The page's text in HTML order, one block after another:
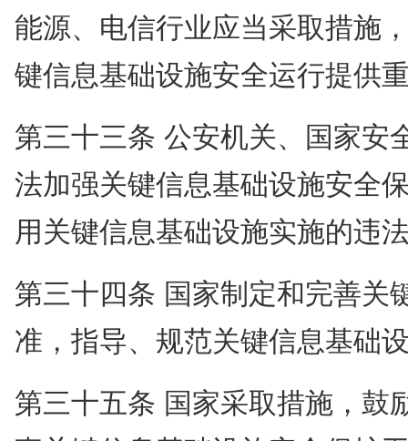
能源、电信行业应当采取措施
键信息基础设施安全运行提供
第三十三条 公安机关、国家安
法加强关键信息基础设施安全
用关键信息基础设施实施的违
第三十四条 国家制定和完善关
准，指导、规范关键信息基础
第三十五条 国家采取措施，鼓